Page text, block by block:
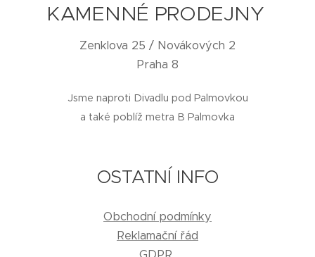
KAMENNÉ PRODEJNY
Zenklova 25 / Novákových 2
Praha 8
Jsme naproti Divadlu pod Palmovkou
a také poblíž metra B Palmovka
OSTATNÍ INFO
Obchodní podmínky
Reklamační řád